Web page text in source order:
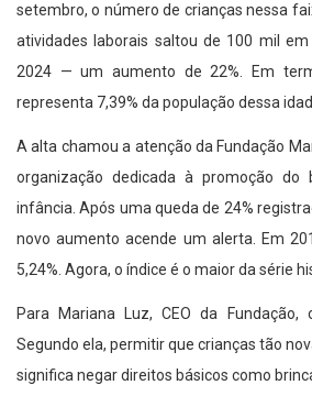
setembro, o número de crianças nessa
atividades laborais saltou de 100 mil
2024 — um aumento de 22%. Em
representa 7,39% da população dessa
A alta chamou a atenção da Fundação
organização dedicada à promoção do
infância. Após uma queda de 24%
novo aumento acende um alerta. Em
5,24%. Agora, o índice é o maior da série
Para Mariana Luz, CEO da Fundação,
Segundo ela, permitir que crianças tão
significa negar direitos básicos como